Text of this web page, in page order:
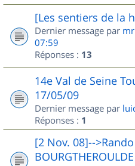
[Les sentiers de la
Dernier message par
07:59
Réponses : 13
14e Val de Seine
17/05/09
Dernier message par
Réponses : 1
[2 Nov. 08]-->Rando